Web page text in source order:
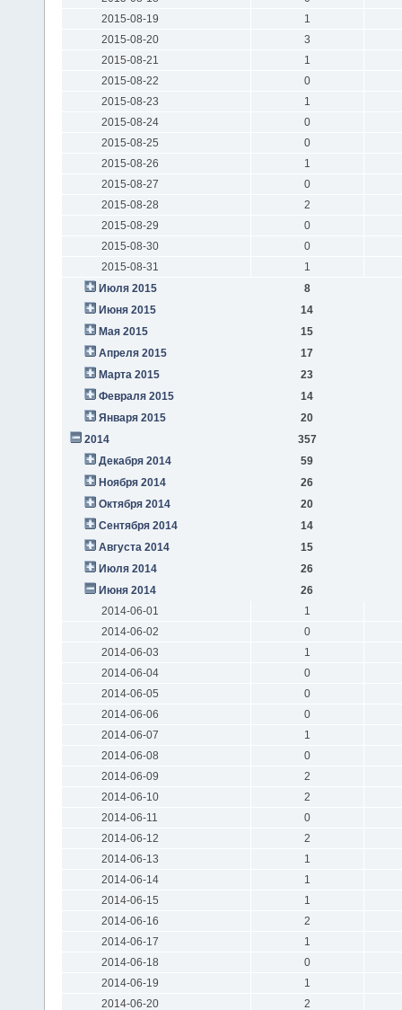
2015-08-19
1
2015-08-20
3
2015-08-21
1
2015-08-22
0
2015-08-23
1
2015-08-24
0
2015-08-25
0
2015-08-26
1
2015-08-27
0
2015-08-28
2
2015-08-29
0
2015-08-30
0
2015-08-31
1
Июля 2015
8
Июня 2015
14
Мая 2015
15
Апреля 2015
17
Марта 2015
23
Февраля 2015
14
Января 2015
20
2014
357
Декабря 2014
59
Ноября 2014
26
Октября 2014
20
Сентября 2014
14
Августа 2014
15
Июля 2014
26
Июня 2014
26
2014-06-01
1
2014-06-02
0
2014-06-03
1
2014-06-04
0
2014-06-05
0
2014-06-06
0
2014-06-07
1
2014-06-08
0
2014-06-09
2
2014-06-10
2
2014-06-11
0
2014-06-12
2
2014-06-13
1
2014-06-14
1
2014-06-15
1
2014-06-16
2
2014-06-17
1
2014-06-18
0
2014-06-19
1
2014-06-20
2